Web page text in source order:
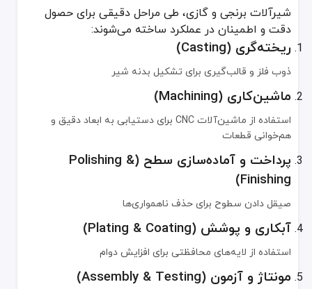
کنترل جریان آب در مصارف خانگی و تجاری
توزیع گاز
تأمین ایمن گاز در سیستم‌های گرمایشی و پخت‌وپز
سیستم‌های تهویه مطبوع (HVAC)
در کنترل و تنظیم جریان هوا و سیالات خنک‌کننده و گرمایی
صنعت نفت و گاز
حیاتی برای مدیریت گازها و مایعات قابل اشتعال
شیرآلات برنجی و گازی، طی مراحل دقیقی برای حصول
دقت و اطمینان در عملکرد ساخته می‌شوند:
ریخته‌گری (Casting)
ذوب فلز و قالب‌گیری برای تشکیل بدنه شیر
ماشین‌کاری (Machining)
استفاده از ماشین‌آلات CNC برای دستیابی به ابعاد دقیق و
هم‌خوانی قطعات
پرداخت و آماده‌سازی سطح (Polishing &
Finishing)
صیقل دادن سطوح برای حذف ناهمواری‌ها
آبکاری و پوشش (Plating & Coating)
استفاده از لایه‌های محافظتی برای افزایش دوام
مونتاژ و آزمون (Assembly & Testing)